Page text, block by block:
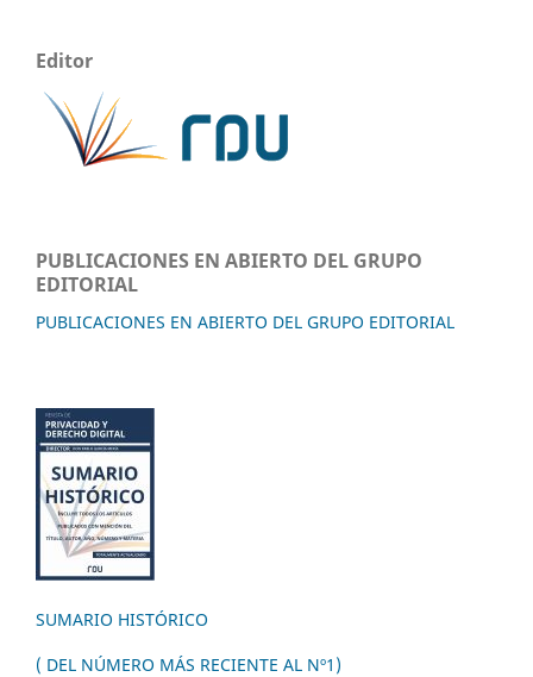
Editor
PUBLICACIONES EN ABIERTO DEL GRUPO
EDITORIAL
PUBLICACIONES EN ABIERTO DEL GRUPO EDITORIAL
SUMARIO HISTÓRICO
( DEL NÚMERO MÁS RECIENTE AL Nº1)